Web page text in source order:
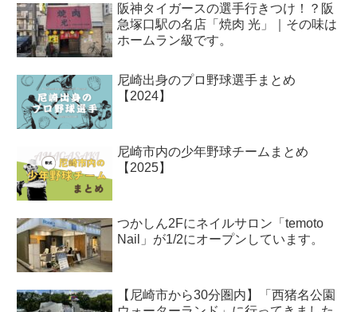
阪神タイガースの選手行きつけ！？阪
急塚口駅の名店「焼肉 光」｜その味は
ホームラン級です。
尼崎出身のプロ野球選手まとめ
【2024】
尼崎市内の少年野球チームまとめ
【2025】
つかしん2Fにネイルサロン「temoto
Nail」が1/2にオープンしています。
【尼崎市から30分圏内】「西猪名公園